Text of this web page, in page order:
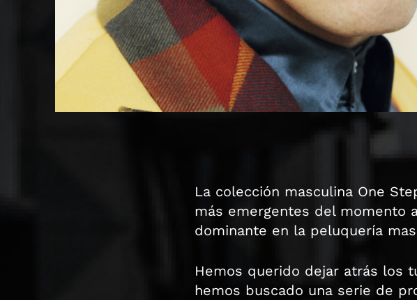
La colección masculina One
más emergentes del momento
dominante en la peluquería
Hemos querido dejar atrás los
hemos buscado una serie de